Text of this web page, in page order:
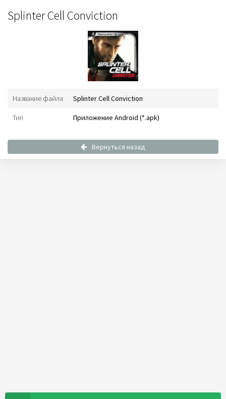
Splinter Cell Conviction
Название файла Splinter Cell Conviction
Тип Приложение Android (*.apk)
Вернуться назад